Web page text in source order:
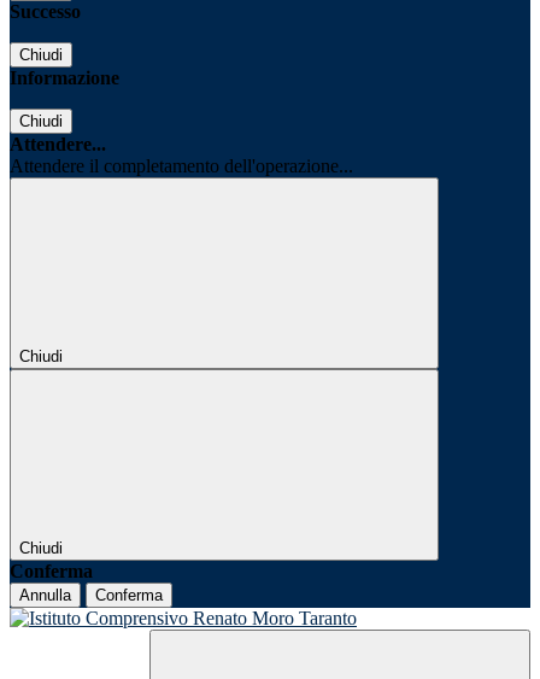
Successo
Chiudi
Informazione
Chiudi
Attendere...
Attendere il completamento dell'operazione...
Chiudi
Chiudi
Conferma
Annulla Conferma